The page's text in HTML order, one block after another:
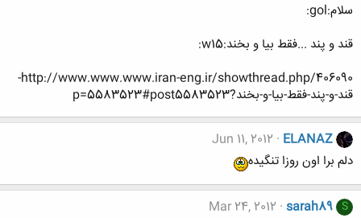
سلام:gol:
قند و پند ...فقط بیا و بخند:w15:
http://www.www.www.iran-eng.ir/showthread.php/406090-
قند-و-پند-فقط-بیا-و-بخند?p=5583523#post5583523
ELANAZ
Jun 11, 2012
دلم برا اون روزا تنگیده
S
sarah89
Mar 24, 2012